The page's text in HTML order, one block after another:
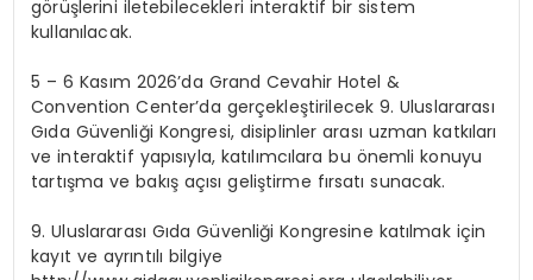
görüşlerini iletebilecekleri interaktif birsistem
kullanılacak.
5 – 6 Kasım 2026’da Grand Cevahir Hotel &
Convention Center’da gerçekleştirilecek 9. Uluslararası
Gıda Güvenliği Kongresi, disiplinler arası uzman katkıları
ve interaktif yapısıyla, katılımcılara bu önemli konuyu
tartışma ve bakış açısı geliştirme fırsatı sunacak.
9. Uluslararası Gıda Güvenliği Kongresine katılmak için
kayıt ve ayrıntılı bilgiye